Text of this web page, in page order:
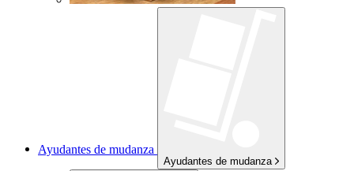
Ayudantes de mudanza
Ayudantes de mudanza